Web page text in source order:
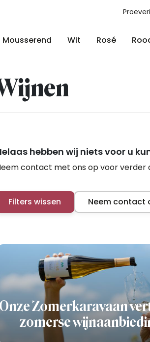
Mousserend Wit Rosé
hebben wij niets voor u
contact met ons op voor verder
Filters wissen Neem contact
Onze Zomerkaravaan
zomerse